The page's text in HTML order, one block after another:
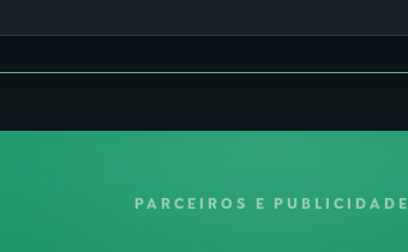
PARCEIROS E PUBLICIDADE